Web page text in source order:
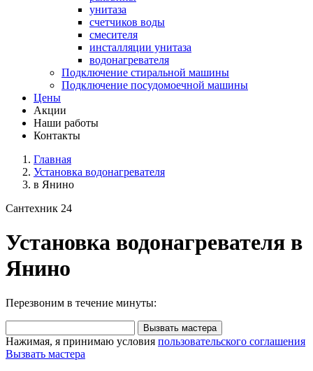
унитаза
счетчиков воды
смесителя
инсталляции унитаза
водонагревателя
Подключение стиральной машины
Подключение посудомоечной машины
Цены
Акции
Наши работы
Контакты
Главная
Установка водонагревателя
в Янино
Сантехник 24
Установка водонагревателя в
Янино
Перезвоним в течение минуты:
Вызвать мастера
Нажимая, я принимаю условия пользовательского соглашения
Вызвать мастера